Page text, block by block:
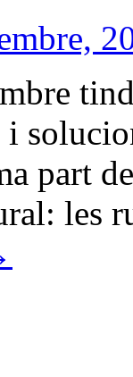
i
part
les